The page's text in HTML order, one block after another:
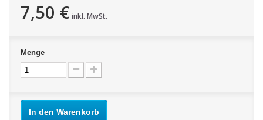
7,50 € inkl. MwSt.
Menge
In den Warenkorb